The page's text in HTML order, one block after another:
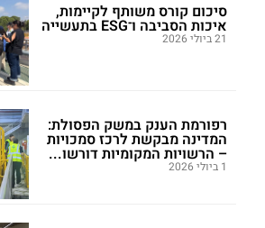
סיכום קורס משותף לקיימות,
איכות הסביבה ו־ESG בתעשייה
21 ביולי 2026
רפורמת הענק במשק הפסולת:
המדינה מבקשת לרכז סמכויות
– הרשויות המקומיות דורשו...
1 ביולי 2026